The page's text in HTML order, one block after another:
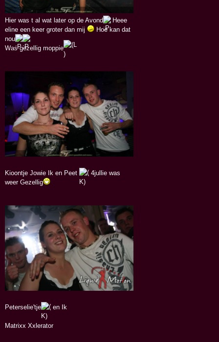
Hier was t al wat later op de Avond
Heee
eline een keer groter dan mij
Hoe kan dat
nou
Was gezellig moppie
Kioontje Jowie Ik en Peet
4jullie was
weer Gezellig
Peterselie'tje en Ik
Matrixx Xxlerator